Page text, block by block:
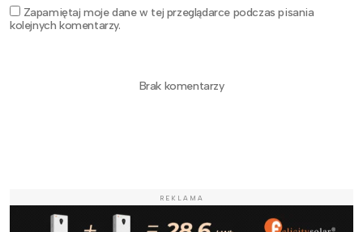
Zapamiętaj moje dane w tej przeglądarce podczas pisania
kolejnych komentarzy.
Brak komentarzy
REKLAMA